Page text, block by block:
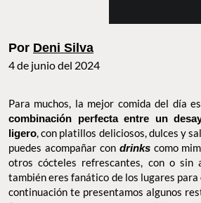
Por Deni Silva
4 de junio del 2024
Para muchos, la mejor comida del día
combinación perfecta entre un
con platillos deliciosos, dulces y
puedes acompañar condrinkscomo
otros cócteles refrescantes, con o sin
también eres fanático de los lugares
continuación te presentamos algunos